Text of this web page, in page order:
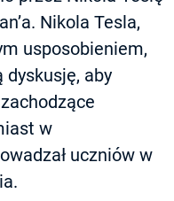
Nikola Tesla,
usposobieniem,
dyskusję, aby
w
uczniów w